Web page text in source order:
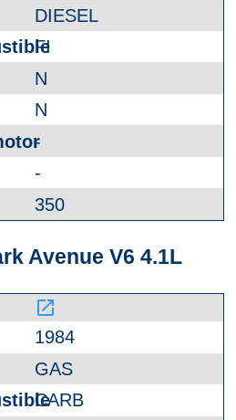
DIESEL
FI
N
N
-
-
350
Avenue V6 4.1L
launch
1984
GAS
CARB